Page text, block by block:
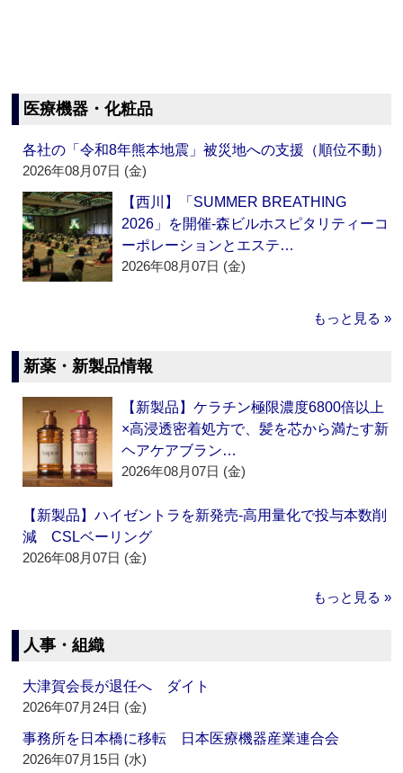
医療機器・化粧品
各社の「令和8年熊本地震」被災地への支援（順位不動）
2026年08月07日 (金)
【西川】「SUMMER BREATHING
2026」を開催‐森ビルホスピタリティーコ
ーポレーションとエステ…
2026年08月07日 (金)
もっと見る »
新薬・新製品情報
【新製品】ケラチン極限濃度6800倍以上
×高浸透密着処方で、髪を芯から満たす新
ヘアケアブラン…
2026年08月07日 (金)
【新製品】ハイゼントラを新発売‐高用量化で投与本数削
減 CSLベーリング
2026年08月07日 (金)
もっと見る »
人事・組織
大津賀会長が退任へ ダイト
2026年07月24日 (金)
事務所を日本橋に移転 日本医療機器産業連合会
2026年07月15日 (水)